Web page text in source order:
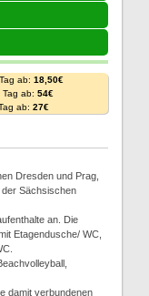
ab: 18,50€
Tag ab: 54€
ab: 27€
Dresden und Prag,
Sächsischen
an. Die
Etagendusche/ WC,
damit verbundenen